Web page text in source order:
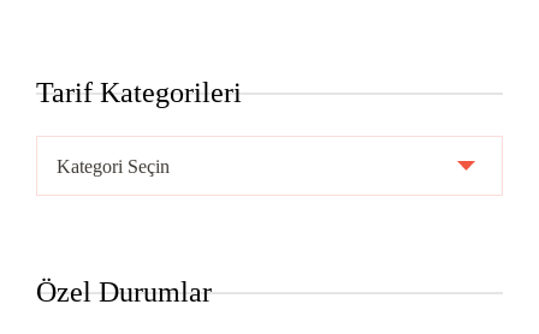
Tarif Kategorileri
Kategorileri
Özel Durumlar